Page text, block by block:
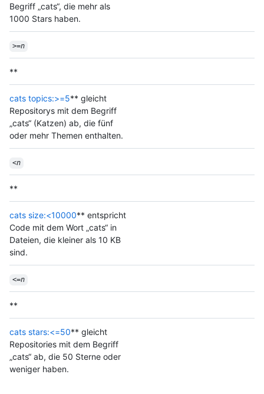
Begriff „cats“, die mehr als
1000 Stars haben.
>=n
**
cats topics:>=5** gleicht
Repositorys mit dem Begriff
„cats“ (Katzen) ab, die fünf
oder mehr Themen enthalten.
<n
**
cats size:<10000** entspricht
Code mit dem Wort „cats“ in
Dateien, die kleiner als 10 KB
sind.
<=n
**
cats stars:<=50** gleicht
Repositories mit dem Begriff
„cats“ ab, die 50 Sterne oder
weniger haben.